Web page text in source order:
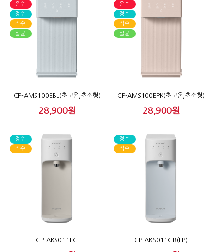
CP-AMS100EBL(초고온,초소형)
28,900원
온수
정수
직수
살균
CP-AMS100EPK(초고온,초소형)
28,900원
온수
정수
직수
살균
CP-AKS011EG
정수
직수
CP-AKS011GB(EP)
정수
직수